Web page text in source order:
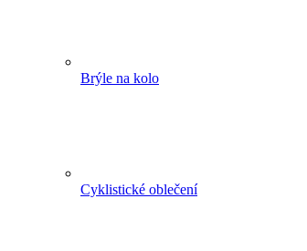
Brýle na kolo
Cyklistické oblečení